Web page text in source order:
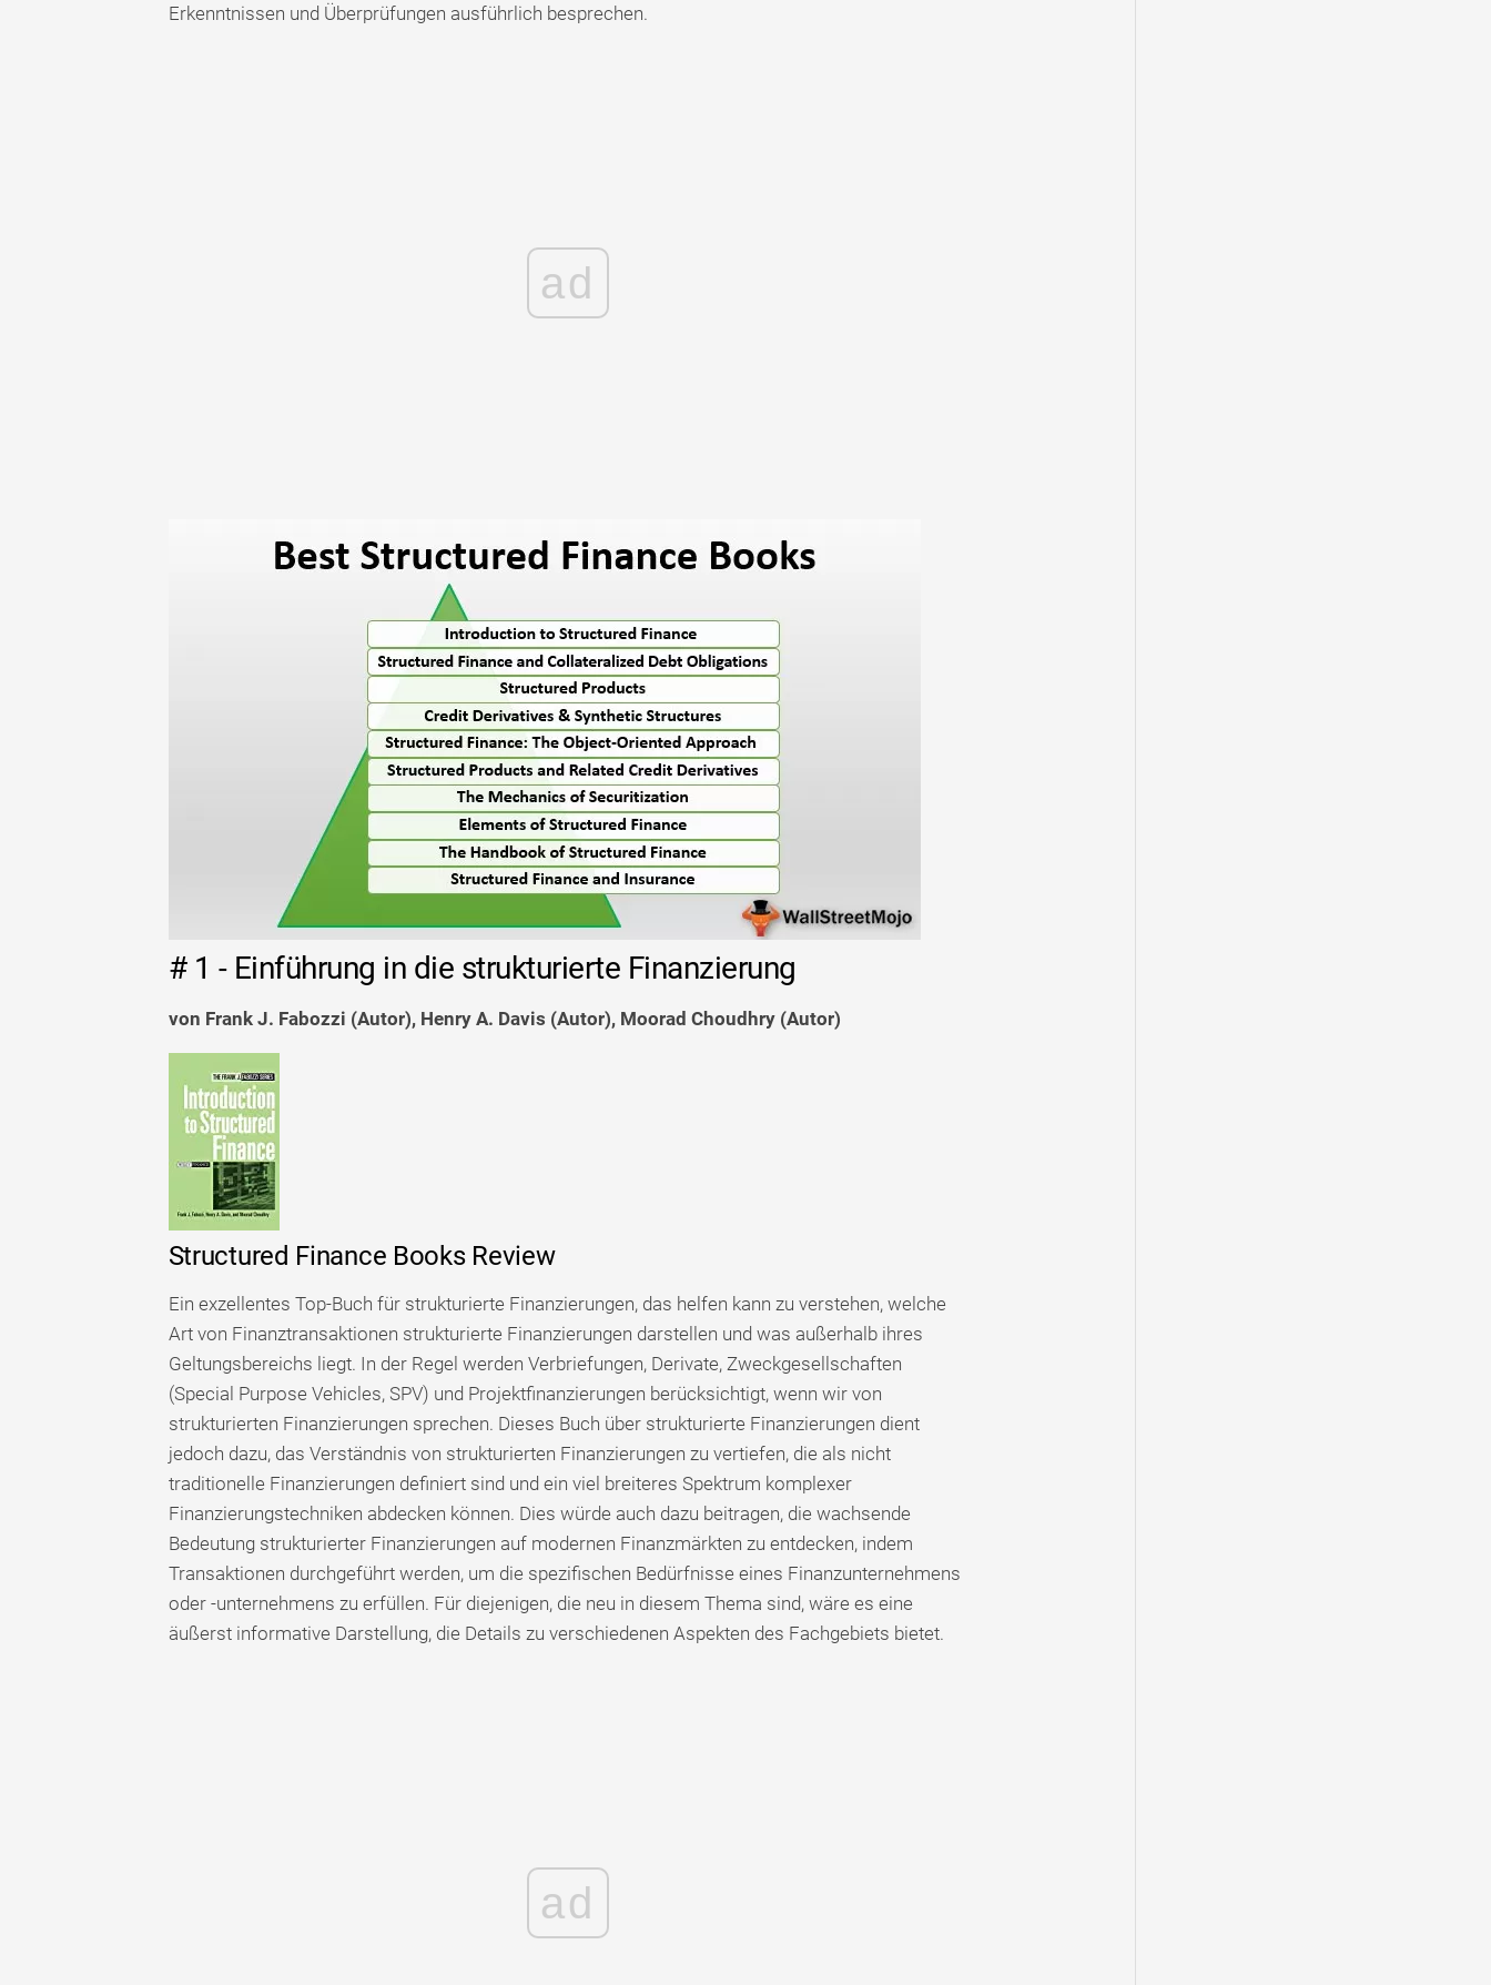
Erkenntnissen und Überprüfungen ausführlich besprechen.
ad
# 1 - Einführung in die strukturierte Finanzierung
von Frank J. Fabozzi (Autor), Henry A. Davis (Autor), Moorad Choudhry (Autor)
Structured Finance Books Review
Ein exzellentes Top-Buch für strukturierte Finanzierungen, das helfen kann zu verstehen, welche
Art von Finanztransaktionen strukturierte Finanzierungen darstellen und was außerhalb ihres
Geltungsbereichs liegt. In der Regel werden Verbriefungen, Derivate, Zweckgesellschaften
(Special Purpose Vehicles, SPV) und Projektfinanzierungen berücksichtigt, wenn wir von
strukturierten Finanzierungen sprechen. Dieses Buch über strukturierte Finanzierungen dient
jedoch dazu, das Verständnis von strukturierten Finanzierungen zu vertiefen, die als nicht
traditionelle Finanzierungen definiert sind und ein viel breiteres Spektrum komplexer
Finanzierungstechniken abdecken können. Dies würde auch dazu beitragen, die wachsende
Bedeutung strukturierter Finanzierungen auf modernen Finanzmärkten zu entdecken, indem
Transaktionen durchgeführt werden, um die spezifischen Bedürfnisse eines Finanzunternehmens
oder -unternehmens zu erfüllen. Für diejenigen, die neu in diesem Thema sind, wäre es eine
äußerst informative Darstellung, die Details zu verschiedenen Aspekten des Fachgebiets bietet.
ad